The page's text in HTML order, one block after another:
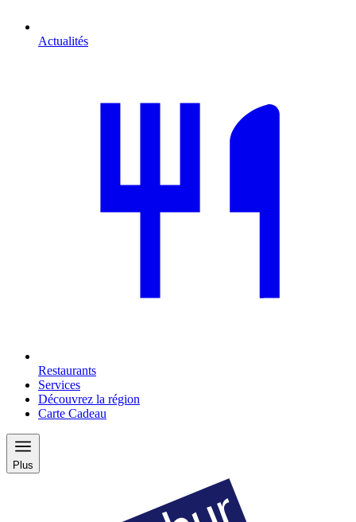
Actualités
Restaurants
Services
Découvrez la région
Carte Cadeau
Plus